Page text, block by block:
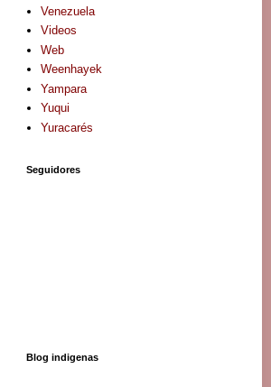
Venezuela
Videos
Web
Weenhayek
Yampara
Yuqui
Yuracarés
Seguidores
Blog indigenas